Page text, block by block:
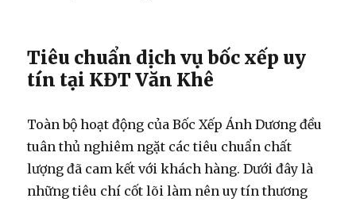
Tiêu chuẩn dịch vụ bốc xếp uy
tín tại KĐT Văn Khê
Toàn bộ hoạt động của Bốc Xếp Ánh Dương đều
tuân thủ nghiêm ngặt các tiêu chuẩn chất
lượng đã cam kết với khách hàng. Dưới đây là
những tiêu chí cốt lõi làm nên uy tín thương